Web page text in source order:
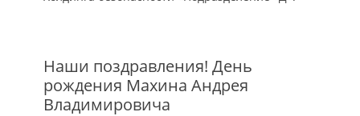
Наши поздравления! День
рождения Махина Андрея
Владимировича